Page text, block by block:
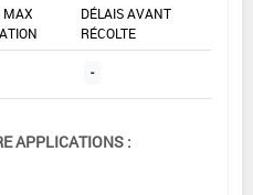
MAX
DÉLAIS AVANT
RÉCOLTE
-
APPLICATIONS :